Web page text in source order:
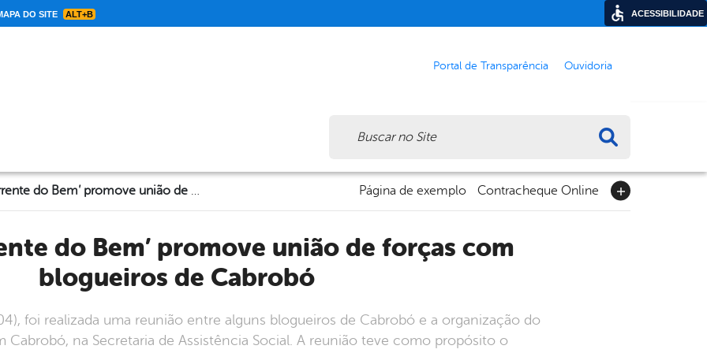
DO SITE ALT+B
Portal de Transparência Ouvidoria
Projeto ‘Corrente do Bem’ promove união de forças com blogueiros de Cabrobó Página de exemplo Contracheque Online
blogueiros de Cabrobó
foi realizada uma reunião entre alguns blogueiros de Cabrobó e a organização do
Cabrobó, na Secretaria de Assistência Social. A reunião teve como propósito o
ACESSIBILIDADE